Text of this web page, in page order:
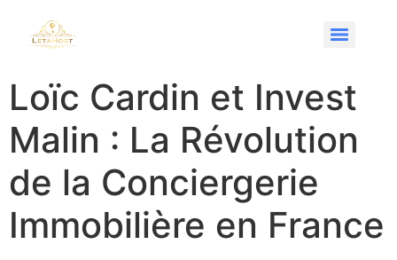
Loïc Cardin et Invest
Malin : La Révolution
de la Conciergerie
Immobilière en France